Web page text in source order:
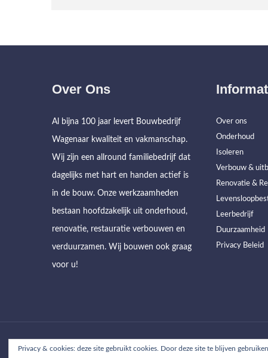
Over Ons
Al bijna 100 jaar levert Bouwbedrijf
Wagenaar kwaliteit en vakmanschap.
Wij zijn een allround familiebedrijf dat
dagelijks met hart en handen actief is
in de bouw. Onze werkzaamheden
bestaan hoofdzakelijk uit onderhoud,
renovatie, restauratie verbouwen en
verduurzamen. Wij bouwen ook graag
voor u!
Over ons
Onderhoud
Isoleren
Verbouw &
Renovatie &
Leerbedrijf
Duurzaamheid
Privacy Beleid
Home Werkzaamheden Projecten Over ons
Privacy & cookies: deze site gebruikt cookies. Door deze site te blijven